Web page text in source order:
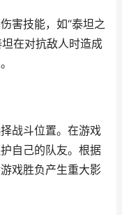
害技能，如“泰坦之
坦在对抗敌人时造成
战斗位置。在游戏
自己的队友。根据
戏胜负产生重大影